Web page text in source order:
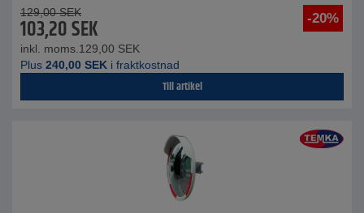
-20%
129,00 SEK
103,20SEK
inkl. moms. 129,00 SEK
Plus 240,00 SEK i fraktkostnad
Till artikel